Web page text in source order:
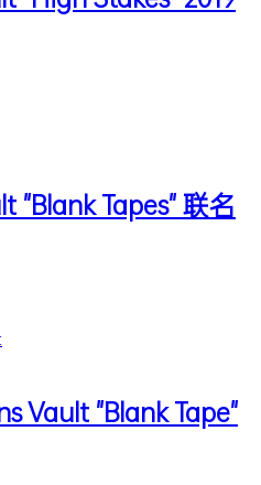
"Blank Tapes" 联名
Vault "Blank Tape"